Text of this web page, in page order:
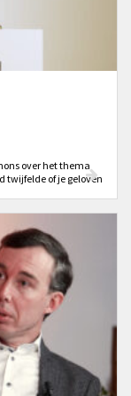
over het thema
twijfelde of je geloven